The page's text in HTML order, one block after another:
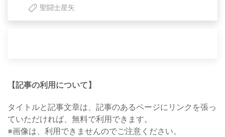
聖闘士星矢
【記事の利用について】
タイトルと記事文章は、記事のあるページにリンクを張っ
ていただければ、無料で利用できます。
※画像は、利用できませんのでご注意ください。